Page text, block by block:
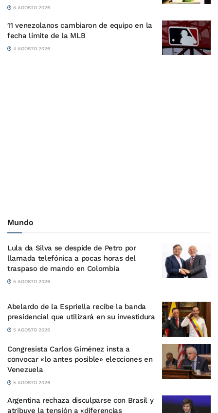
5 AGOSTO 2026
11 venezolanos cambiaron de equipo en la
fecha límite de la MLB
4 AGOSTO 2026
Mundo
Lula da Silva se despide de Petro por
llamada telefónica a pocas horas del
traspaso de mando en Colombia
5 AGOSTO 2026
Abelardo de la Espriella recibe la banda
presidencial que utilizará en su investidura
5 AGOSTO 2026
Congresista Carlos Giménez insta a
convocar «lo antes posible» elecciones en
Venezuela
5 AGOSTO 2026
Argentina rechaza disculparse con Brasil y
atribuye la tensión a «diferencias